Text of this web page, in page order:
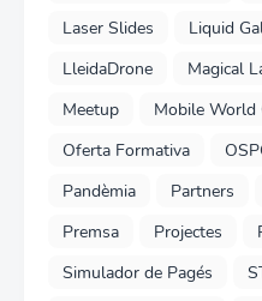
Laser Slides
Liquid
LleidaDrone
Magical
Meetup
Mobile World
Oferta Formativa
Pandèmia
Partners
Premsa
Projectes
Simulador de Pagés